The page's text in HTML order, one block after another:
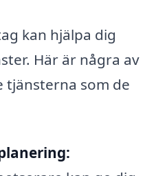
kan hjälpa dig
Här är några av
tjänsterna som de